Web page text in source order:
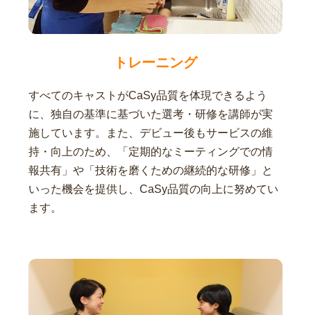
トレーニング
すべてのキャストがCaSy品質を体現できるよう
に、独自の基準に基づいた選考・研修を講師が実
施しています。また、デビュー後もサービスの維
持・向上のため、「定期的なミーティングでの情
報共有」や「技術を磨くための継続的な研修」と
いった機会を提供し、CaSy品質の向上に努めてい
ます。